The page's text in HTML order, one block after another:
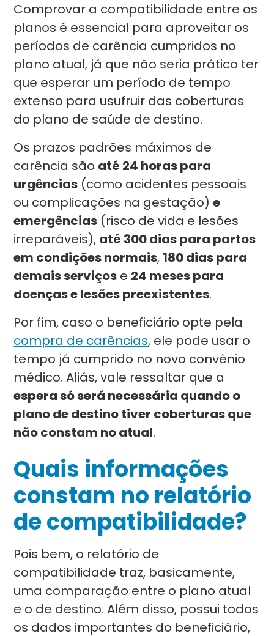
Comprovar a compatibilidade entre os
planos é essencial para aproveitar os
períodos de carência cumpridos no
plano atual, já que não seria prático ter
que esperar um período de tempo
extenso para usufruir das coberturas
do plano de saúde de destino.
Os prazos padrões máximos de
carência são até 24 horas para
urgências (como acidentes pessoais
ou complicações na gestação)e
emergências (risco de vida e lesões
irreparáveis), até 300 dias para partos
em condições normais, 180 dias para
demais serviços e 24 meses para
doenças e lesões preexistentes.
Por fim, caso o beneficiário opte pela
compra de carências, ele pode usar o
tempo já cumprido no novo convênio
médico. Aliás, vale ressaltar que a
espera só será necessária quando o
plano de destino tiver coberturas que
não constam no atual.
Quais informações
constam no relatório
de compatibilidade?
Pois bem, o relatório de
compatibilidade traz, basicamente,
uma comparação entre o plano atual
e o de destino. Além disso, possui todos
os dados importantes do beneficiário,